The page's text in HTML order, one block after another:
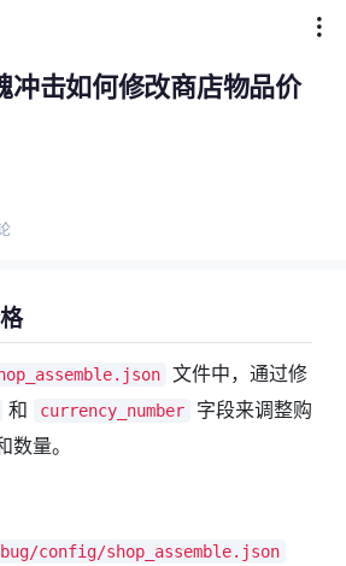
冲击如何修改商店物品价
文件中，通过修
和 currency_number
字段来调整购
量。
config/shop_assemble.json